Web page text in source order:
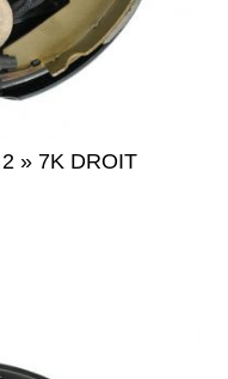
» 7K DROIT